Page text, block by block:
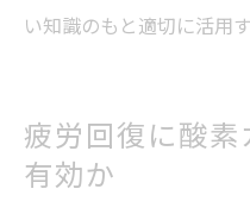
い知識のもと適切に活用
疲労回復に酸
有効か